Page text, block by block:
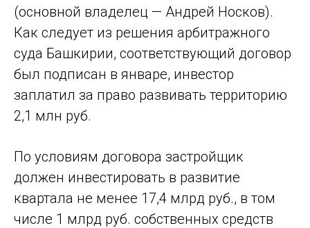
(основной владелец — Андрей Носков).
Как следует из решения арбитражного
суда Башкирии, соответствующий договор
был подписан в январе, инвестор
заплатил за право развивать территорию
2,1 млн руб.
По условиям договора застройщик
должен инвестировать в развитие
квартала не менее 17,4 млрд руб., в том
числе 1 млрд руб. собственных средств